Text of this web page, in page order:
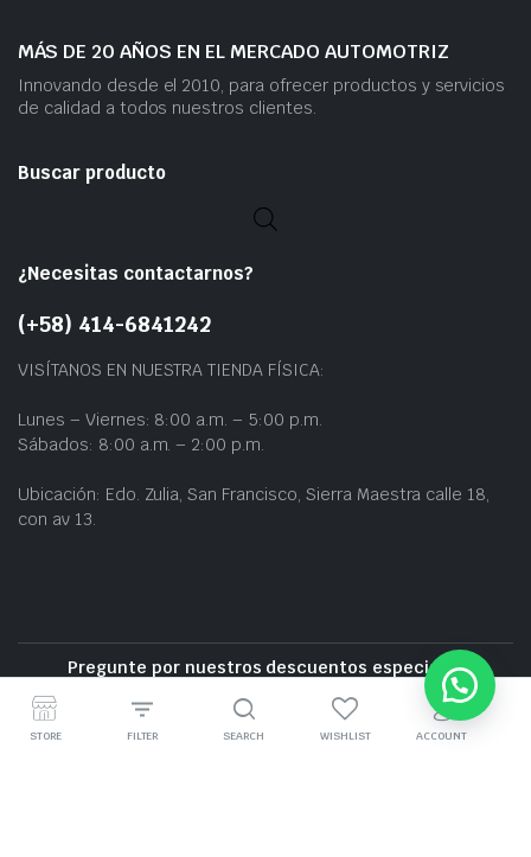
MÁS DE 20 AÑOS EN EL MERCADO AUTOMOTRIZ
Innovando desde el 2010, para ofrecer productos y servicios
de calidad a todos nuestros clientes.
Buscar producto
¿Necesitas contactarnos?
(+58) 414-6841242
VISÍTANOS EN NUESTRA TIENDA FÍSICA:
Lunes – Viernes: 8:00 a.m. – 5:00 p.m.
Sábados: 8:00 a.m. – 2:00 p.m.
Ubicación: Edo. Zulia, San Francisco, Sierra Maestra calle 18,
con av 13.
Pregunte por nuestros descuentos especiales
Entrega gratuita cerca de la zona
STORE FILTER SEARCH WISHLIST ACCOUNT